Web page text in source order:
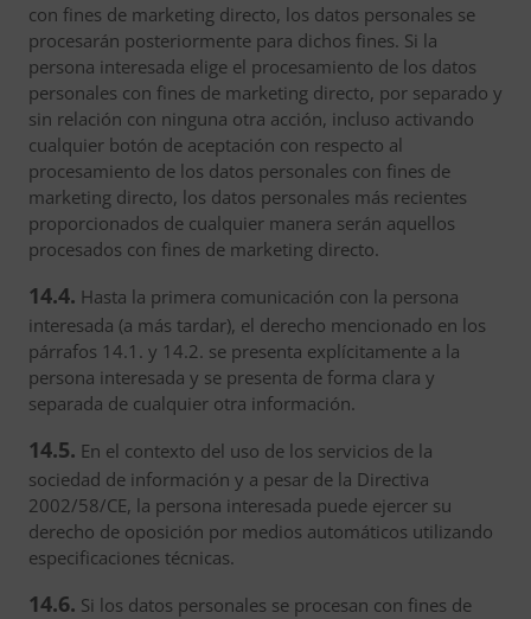
con fines de marketing directo, los datos personales se
procesarán posteriormente para dichos fines. Si la
persona interesada elige el procesamiento de los datos
personales con fines de marketing directo, por separado y
sin relación con ninguna otra acción, incluso activando
cualquier botón de aceptación con respecto al
procesamiento de los datos personales con fines de
marketing directo, los datos personales más recientes
proporcionados de cualquier manera serán aquellos
procesados con fines de marketing directo.
14.4. Hasta la primera comunicación con la persona
interesada (a más tardar), el derecho mencionado en los
párrafos 14.1. y 14.2. se presenta explícitamente a la
persona interesada y se presenta de forma clara y
separada de cualquier otra información.
14.5. En el contexto del uso de los servicios de la
sociedad de información y a pesar de la Directiva
2002/58/CE, la persona interesada puede ejercer su
derecho de oposición por medios automáticos utilizando
especificaciones técnicas.
14.6. Si los datos personales se procesan con fines de